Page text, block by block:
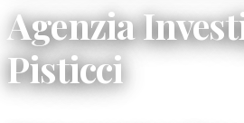
Agenzia
Pisticci